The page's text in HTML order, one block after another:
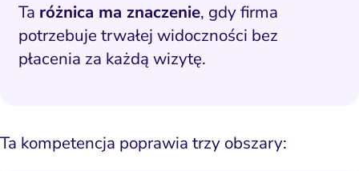
Ta różnica ma znaczenie, gdy firma
potrzebuje trwałej widoczności bez
płacenia za każdą wizytę.
Ta kompetencja poprawia trzy obszary: